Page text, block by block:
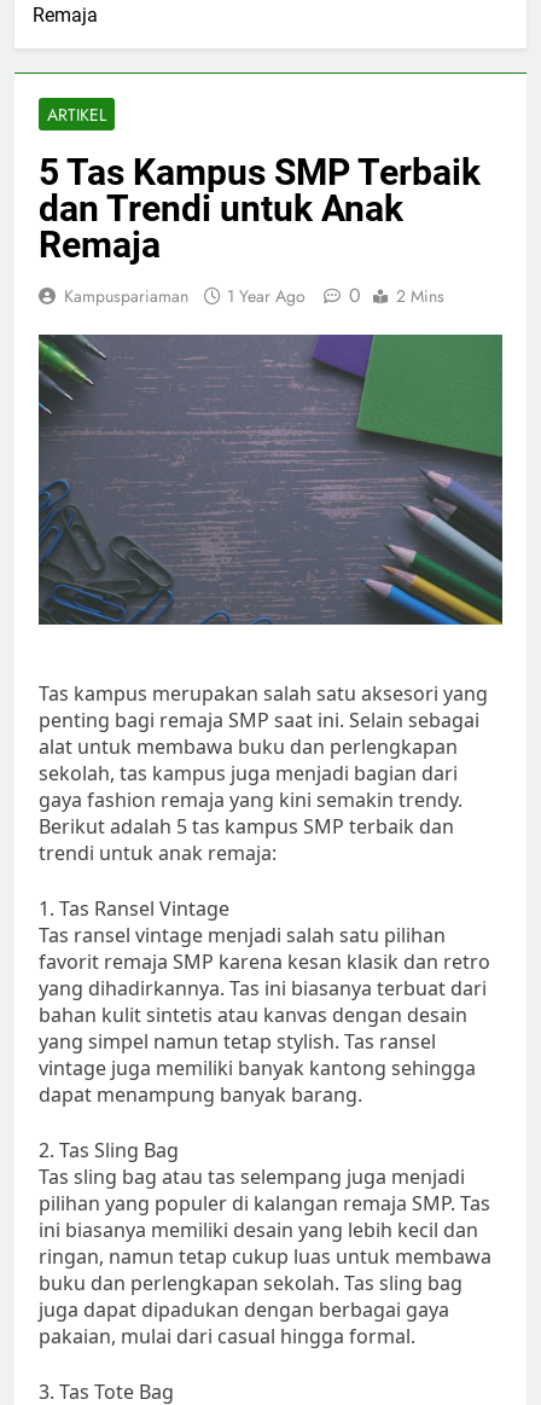
Remaja
ARTIKEL
5 Tas Kampus SMP Terbaik
dan Trendi untuk Anak
Remaja
Kampuspariaman 1 Year Ago 0 2 Mins
Tas kampus merupakan salah satu aksesori yang
penting bagi remaja SMP saat ini. Selain sebagai
alat untuk membawa buku dan perlengkapan
sekolah, tas kampus juga menjadi bagian dari
gaya fashion remaja yang kini semakin trendy.
Berikut adalah 5 tas kampus SMP terbaik dan
trendi untuk anak remaja:
1. Tas Ransel Vintage
Tas ransel vintage menjadi salah satu pilihan
favorit remaja SMP karena kesan klasik dan retro
yang dihadirkannya. Tas ini biasanya terbuat dari
bahan kulit sintetis atau kanvas dengan desain
yang simpel namun tetap stylish. Tas ransel
vintage juga memiliki banyak kantong sehingga
dapat menampung banyak barang.
2. Tas Sling Bag
Tas sling bag atau tas selempang juga menjadi
pilihan yang populer di kalangan remaja SMP. Tas
ini biasanya memiliki desain yang lebih kecil dan
ringan, namun tetap cukup luas untuk membawa
buku dan perlengkapan sekolah. Tas sling bag
juga dapat dipadukan dengan berbagai gaya
pakaian, mulai dari casual hingga formal.
3. Tas Tote Bag